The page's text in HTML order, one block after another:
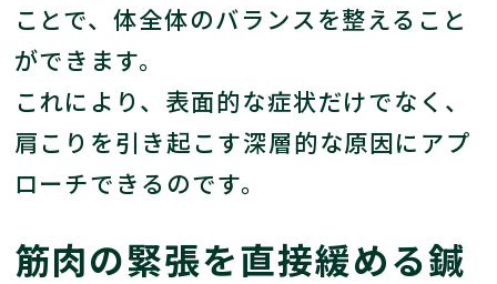
ことで、体全体のバランスを整えること
ができます。
これにより、表面的な症状だけでなく、
肩こりを引き起こす深層的な原因にアプ
ローチできるのです。
筋肉の緊張を直接緩める鍼